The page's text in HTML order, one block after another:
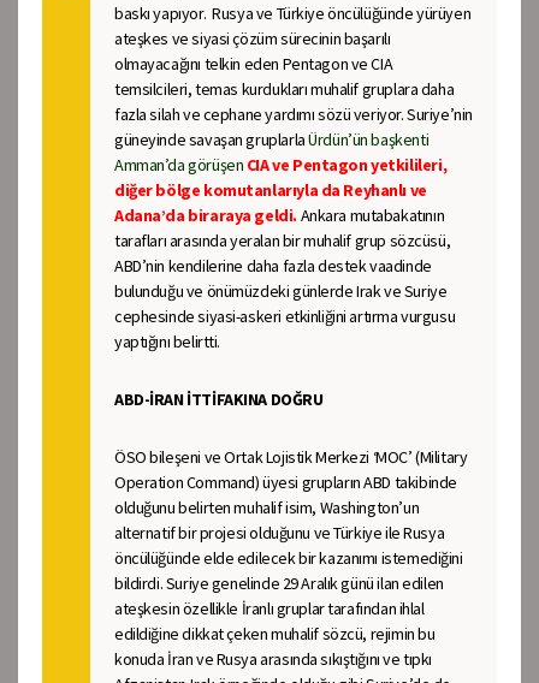
baskı yapıyor. Rusya ve Türkiye öncülüğünde yürüyen
ateşkes ve siyasi çözüm sürecinin başarılı
olmayacağını telkin eden Pentagon ve CIA
temsilcileri, temas kurdukları muhalif gruplara daha
fazla silah ve cephane yardımı sözü veriyor. Suriye’nin
güneyinde savaşan gruplarlaÜrdün’ün başkenti
Amman’da görüşen CIA ve Pentagon yetkilileri,
diğer bölge komutanlarıyla da Reyhanlı ve
Adana’da biraraya geldi. Ankara mutabakatının
tarafları arasında yeralan bir muhalif grup sözcüsü,
ABD’nin kendilerine daha fazla destek vaadinde
bulunduğu ve önümüzdeki günlerde Irak ve Suriye
cephesinde siyasi-askeri etkinliğini artırma vurgusu
yaptığını belirtti.
ABD-İRAN İTTİFAKINA DOĞRU
ÖSO bileşeni ve Ortak Lojistik Merkezi ‘MOC’ (Military
Operation Command) üyesi grupların ABD takibinde
olduğunu belirten muhalif isim, Washington’un
alternatif bir projesi olduğunu ve Türkiye ile Rusya
öncülüğünde elde edilecek bir kazanımı istemediğini
bildirdi. Suriye genelinde 29 Aralık günü ilan edilen
ateşkesin özellikle İranlı gruplar tarafından ihlal
edildiğine dikkat çeken muhalif sözcü, rejimin bu
konuda İran ve Rusya arasında sıkıştığını ve tıpkı